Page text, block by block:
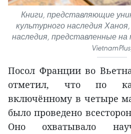
Книги, представляющие
культурного наследия
наследия, представленные
Посол Франции во
отметил, что по
включённому в четыре
было проведено
Оно охватывало